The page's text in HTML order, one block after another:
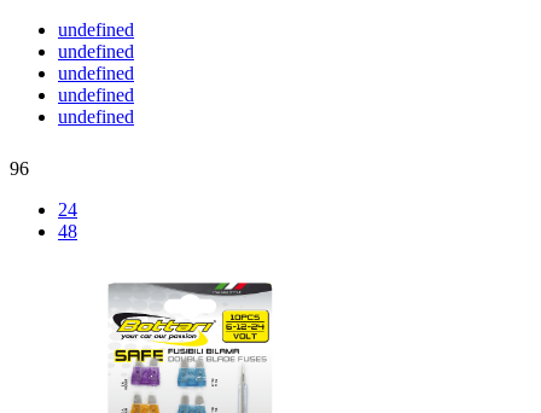
undefined
undefined
undefined
undefined
undefined
96
24
48